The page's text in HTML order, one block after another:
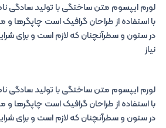
لورم ایپسوم متن ساختگی با تولید سادگی
با استفاده از طراحان گرافیک است چاپگرها و
در ستون و سطرآنچنان که لازم است و برای
نیاز
لورم ایپسوم متن ساختگی با تولید سادگی
با استفاده از طراحان گرافیک است چاپگرها و
در ستون و سطرآنچنان که لازم است و برای